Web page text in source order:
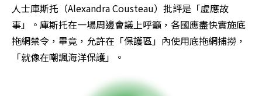
人士庫斯托（Alexandra Cousteau）批評是「虛應故
事」。庫斯托在一場周邊會議上呼籲，各國應盡快實施底
拖網禁令，畢竟，允許在「保護區」內使用底拖網捕撈，
「就像在嘲諷海洋保護」。